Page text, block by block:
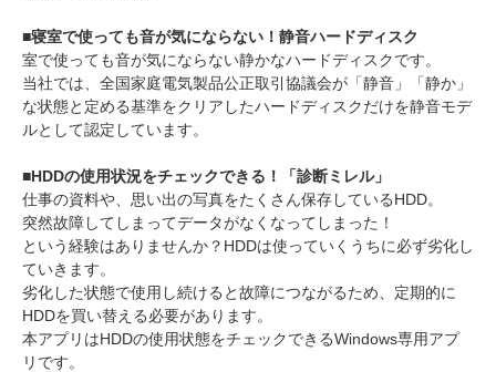
■寝室で使っても音が気にならない！静音ハードディスク
室で使っても音が気にならない静かなハードディスクです。
当社では、全国家庭電気製品公正取引協議会が「静音」「静か」
な状態と定める基準をクリアしたハードディスクだけを静音モデ
ルとして認定しています。
■HDDの使用状況をチェックできる！「診断ミレル」
仕事の資料や、思い出の写真をたくさん保存しているHDD。
突然故障してしまってデータがなくなってしまった！
という経験はありませんか？HDDは使っていくうちに必ず劣化し
ていきます。
劣化した状態で使用し続けると故障につながるため、定期的に
HDDを買い替える必要があります。
本アプリはHDDの使用状態をチェックできるWindows専用アプ
リです。